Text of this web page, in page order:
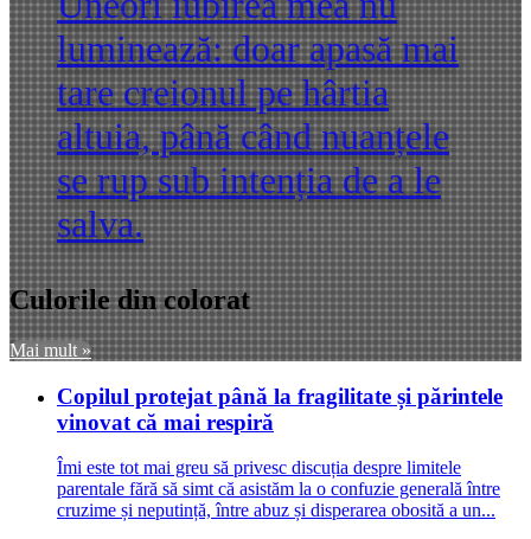
luminează: doar apasă mai
tare creionul pe hârtia
altuia, până când nuanțele
se rup sub intenția de a le
salva.
Culorile din colorat
Mai mult »
Copilul protejat până la fragilitate și părintele
vinovat că mai respiră
Îmi este tot mai greu să privesc discuția despre limitele
parentale fără să simt că asistăm la o confuzie generală între
cruzime și neputință, între abuz și disperarea obosită a un...